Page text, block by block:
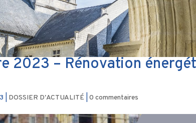
2023 – Rénovation
DOSSIER D'ACTUALITÉ |0 commentaires